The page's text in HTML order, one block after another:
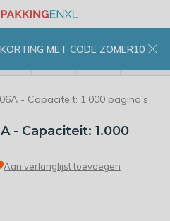
MET CODE ZOMER10
- Capaciteit: 1.000 pagina's
- Capaciteit: 1.000
Aan verlanglijst toevoegen